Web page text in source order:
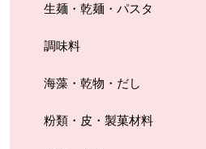
生麺・乾麺・パスタ
調味料
海藻・乾物・だし
粉類・皮・製菓材料